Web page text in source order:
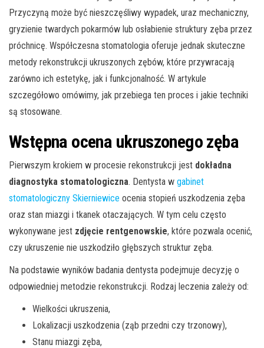
Przyczyną może być nieszczęśliwy wypadek, uraz mechaniczny,
gryzienie twardych pokarmów lub osłabienie struktury zęba przez
próchnicę. Współczesna stomatologia oferuje jednak skuteczne
metody rekonstrukcji ukruszonych zębów, które przywracają
zarówno ich estetykę, jak i funkcjonalność. W artykule
szczegółowo omówimy, jak przebiega ten proces i jakie techniki
są stosowane.
Wstępna ocena ukruszonego zęba
Pierwszym krokiem w procesie rekonstrukcji jest dokładna
diagnostyka stomatologiczna. Dentysta w gabinet
stomatologiczny Skierniewice ocenia stopień uszkodzenia zęba
oraz stan miazgi i tkanek otaczających. W tym celu często
wykonywane jest zdjęcie rentgenowskie, które pozwala ocenić,
czy ukruszenie nie uszkodziło głębszych struktur zęba.
Na podstawie wyników badania dentysta podejmuje decyzję o
odpowiedniej metodzie rekonstrukcji. Rodzaj leczenia zależy od:
Wielkości ukruszenia,
Lokalizacji uszkodzenia (ząb przedni czy trzonowy),
Stanu miazgi zęba,